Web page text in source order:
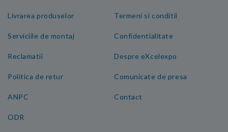
Livrarea produselor
Serviciile de montaj
Termeni si conditii
Confidentialitate
Reclamatii
Politica de retur
ANPC
ODR
Despre eXcelexpo
Comunicate de presa
Contact